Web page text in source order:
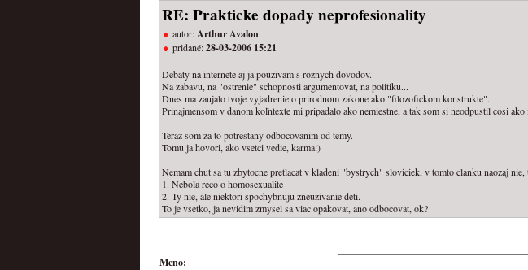
RE: Prakticke dopady neprofesionality
autor:Arthur Avalon
pridané:28-03-2006 15:21
Debaty na internete aj ja pouzivam s roznych dovodov.
Na zabavu, na "ostrenie" schopnosti argumentovat, na politiku...
Dnes ma zaujalo tvoje vyjadrenie o prirodnom zakone ako "filozofickom konstrukte".
Prinajmensom v danom koľntexte mi pripadalo ako nemiestne, a tak som si neodpustil cosi
Teraz som za to potrestany odbocovanim od temy.
Tomu ja hovori, ako vsetci vedie, karma:)
Nemam chut sa tu zbytocne pretlacat v kladeni "bystrych" sloviciek, v tomto clanku naozaj nie,
1. Nebola reco o homosexualite
2. Ty nie, ale niektori spochybnuju zneuzivanie deti.
To je vsetko, ja nevidim zmysel sa viac opakovat, ano odbocovat, ok?
Meno: